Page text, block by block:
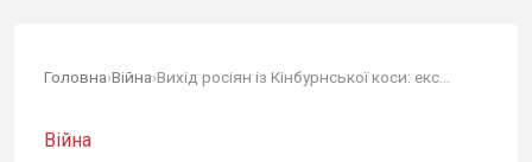
Головна›Війна›
Війна